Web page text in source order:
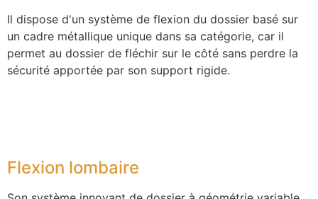
Il dispose d'un système de flexion du dossier basé sur
un cadre métallique unique dans sa catégorie, car il
permet au dossier de fléchir sur le côté sans perdre la
sécurité apportée par son support rigide.
Flexion lombaire